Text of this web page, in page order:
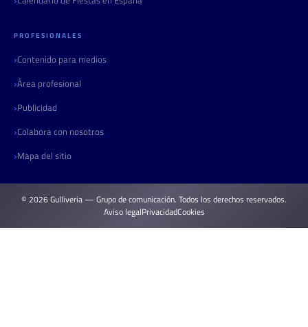
PROFESIONALES
Contenido para medios
Área profesional
Publicidad
Colabora con nosotros
Mapa del sitio
© 2026 Gulliveria — Grupo de comunicación. Todos los derechos reservados.
Aviso legalPrivacidadCookies